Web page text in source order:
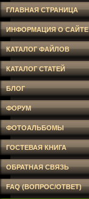
ГЛАВНАЯ СТРАНИЦА
ИНФОРМАЦИЯ О САЙТЕ
КАТАЛОГ ФАЙЛОВ
КАТАЛОГ СТАТЕЙ
БЛОГ
ФОРУМ
ФОТОАЛЬБОМЫ
ГОСТЕВАЯ КНИГА
ОБРАТНАЯ СВЯЗЬ
FAQ (ВОПРОС/ОТВЕТ)